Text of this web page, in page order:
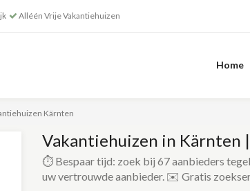
Alléén Vrije Vakantiehuizen
Home
Kärnten
Vakantiehuizen in Kärnten
⏱️ Bespaar tijd: zoek bij 67 aanbieders
uw vertrouwde aanbieder. ✉️ Gratis